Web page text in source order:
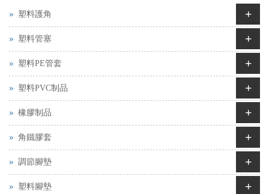
塑料護角 +
塑料管塞 +
塑料PE管套 +
塑料PVC制品 +
橡膠制品 +
角鐵膠套 +
調節腳墊 +
塑料腳墊 +